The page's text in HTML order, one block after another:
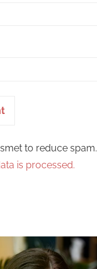
to reduce spam.
is processed.